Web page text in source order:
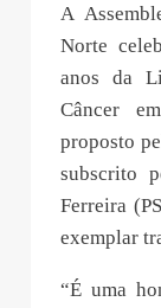
A
Norte
anos da
Câncer
proposto
subscrito
Ferreira
exemplar
“É uma